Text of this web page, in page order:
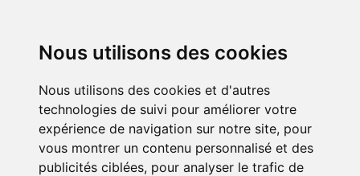
Nous utilisons des cookies
Nous utilisons des cookies et d'autres
technologies de suivi pour améliorer votre
expérience de navigation sur notre site, pour
vous montrer un contenu personnalisé et des
publicités ciblées, pour analyser le trafic de